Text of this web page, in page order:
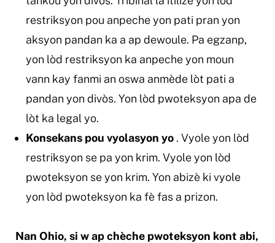
restriksyon pou anpeche yon pati pran yon
aksyon pandan ka a ap dewoule. Pa egzanp,
yon lòd restriksyon ka anpeche yon moun
vann kay fanmi an oswa anmède lòt pati a
pandan yon divòs. Yon lòd pwoteksyon apa de
lòt ka legal yo.
Konsekans pou vyolasyon yo. Vyole yon lòd
restriksyon se pa yon krim. Vyole yon lòd
pwoteksyon se yon krim. Yon abizè ki vyole
yon lòd pwoteksyon ka fè fas a prizon.
Nan Ohio, si w ap chèche pwoteksyon kont abi,